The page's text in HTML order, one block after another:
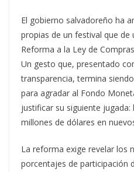
El gobierno salvadoreño ha
propias de un festival que de
Reforma a la Ley de
Un gesto que, presentado
transparencia, termina
para agradar al Fondo
justificar su siguiente jugada:
millones de dólares en
La reforma exige revelar los
porcentajes de participación